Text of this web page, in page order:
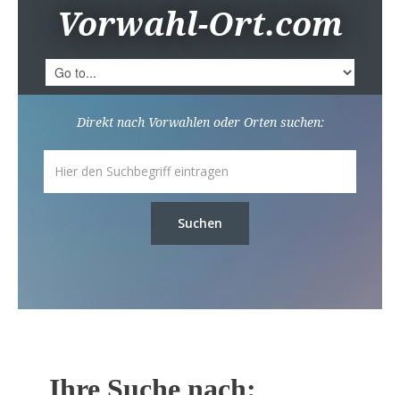
Vorwahl-Ort.com
Direkt nach Vorwahlen oder Orten suchen:
Suchen